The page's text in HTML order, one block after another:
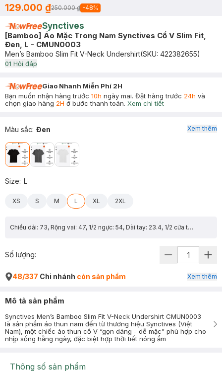
129.000 ₫250.000 ₫ -48%
Synctives
[Bamboo] Áo Mặc Trong Nam Synctives Cổ V Slim Fit,
Đen, L - CMUN0003
Men’s Bamboo Slim Fit V-Neck Undershirt(SKU: 422382655)
01 Hỏi đáp
Giao Nhanh Miễn Phí 2H
Bạn muốn nhận hàng trước 10h ngày mai. Đặt hàng trước 24h và
chọn giao hàng 2H ở bước thanh toán. Xem chi tiết
Màu sắc: Đen
Size: L
XS S M L XL 2XL
Chiều dài: 73, Rộng vai: 47, 1/2 ngực: 54, Dài tay: 23.4, 1/2 cửa tay: 17
Xem thêm
Số lượng:
48/337 Chi nhánh còn sản phẩm Xem thêm
Mô tả sản phẩm
Synctives Men’s Bamboo Slim Fit V-Neck Undershirt CMUN0003
là sản phẩm áo thun nam đến từ thương hiệu Synctives (Việt
Nam), một chiếc áo thun cổ V “gọn dáng - dễ mặc” phù hợp cho
nhịp sống hằng ngày, đặc biệt hợp thời tiết nóng ẩm
Thông số sản phẩm